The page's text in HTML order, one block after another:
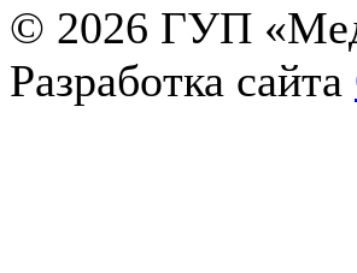
© 2026 ГУП
Разработка сайта